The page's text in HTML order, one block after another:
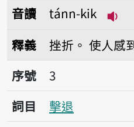
音讀
tánn-kik
釋義 挫折。 使人感
序號3擊退
序號
3
詞目
擊退